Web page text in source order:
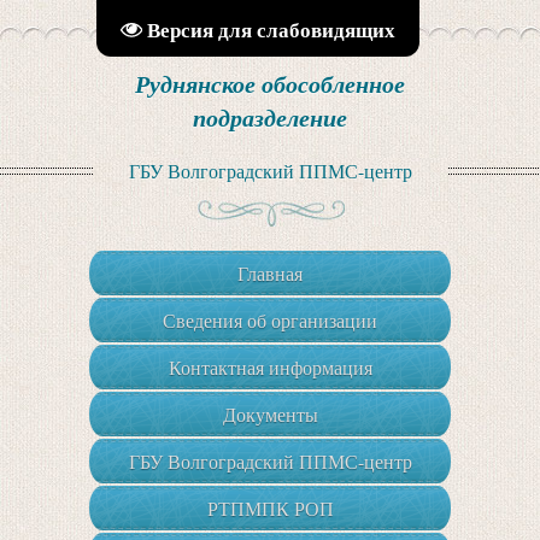
Версия для слабовидящих
Руднянское обособленное
подразделение
ГБУ Волгоградский ППМС-центр
Главная
Сведения об организации
Контактная информация
Документы
ГБУ Волгоградский ППМС-центр
РТПМПК РОП